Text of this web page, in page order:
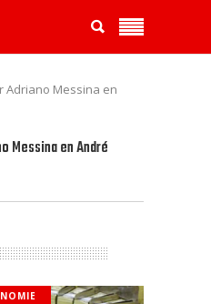
Adriano Messina en
Messina en André